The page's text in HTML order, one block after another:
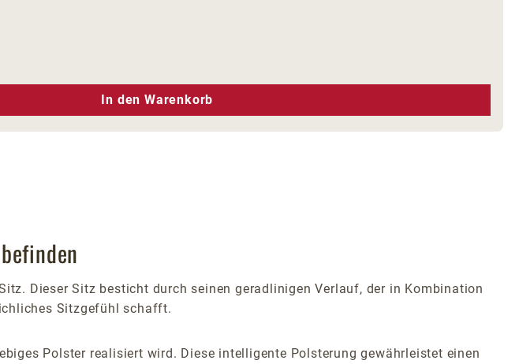
die Schaltflächen um die Anzahl zu erhöhen oder zu
In den Warenkorb
Dieser Sitz besticht durch seinen geradlinigen Verlauf, der in Kombination
Sitzgefühl schafft.
Polster realisiert wird. Diese intelligente Polsterung gewährleistet einen